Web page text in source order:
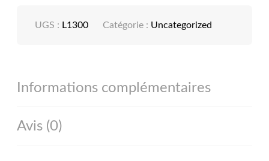
UGS : L1300 Catégorie : Uncategorized
Informations complémentaires
Avis (0)